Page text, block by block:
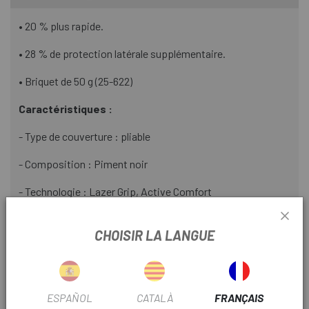
• 20 % plus rapide.
• 28 % de protection latérale supplémentaire.
• Briquet de 50 g (25-622)
Caractéristiques :
- Type de couverture : pliable
- Composition : Piment noir
- Technologie : Lazer Grip, Active Comfort
- Largeur : 25, 28, 30 et 32
- Poids (g) :
CHOISIR LA LANGUE
ESPAÑOL CATALÀ FRANÇAIS